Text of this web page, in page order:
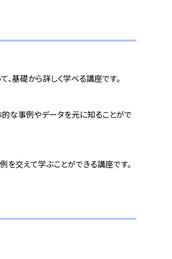
基礎から詳しく学べる講座です。
な事例やデータを元に知ることがで
を交えて学ぶことができる講座です。